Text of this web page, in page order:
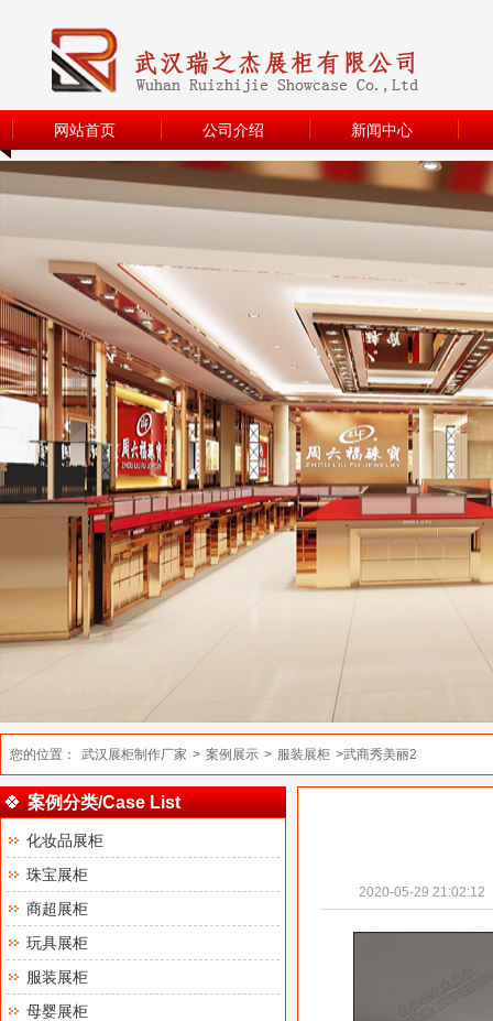
网站首页 公司介绍 新闻中心
您的位置： 武汉展柜制作厂家 > 案例展示 > 服装展柜 >武商秀美丽2
案例分类/Case List
化妆品展柜
珠宝展柜
商超展柜
玩具展柜
服装展柜
母婴展柜
2020-05-29 21:02:12